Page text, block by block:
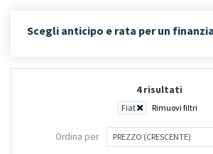
Scegli anticipo e rata per un
4 risultati
Fiat Rimuovi filtri
Ordina per PREZZO (CRESCENTE)